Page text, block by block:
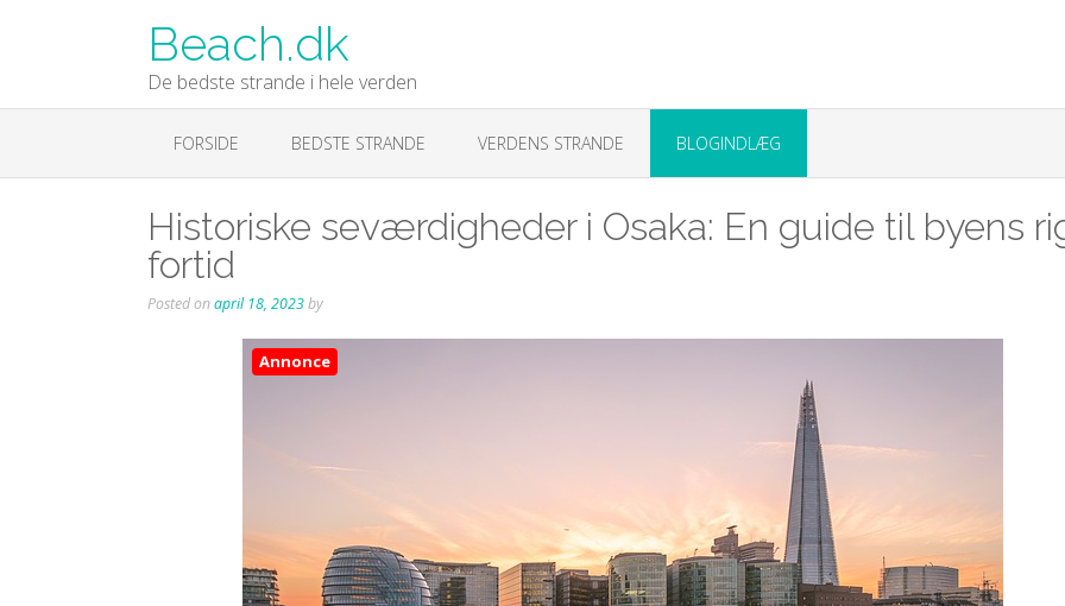
Beach.dk
De bedste strande i hele verden
FORSIDE BEDSTE STRANDE VERDENS STRANDE BLOGINDLÆG
Historiske seværdigheder i Osaka: En guide til byens
fortid
Posted onapril 18, 2023by
Annonce